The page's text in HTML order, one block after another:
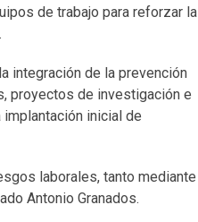
de trabajo para reforzar la
integración de la prevención
proyectos de investigación e
inicial de
laborales, tanto mediante
Antonio Granados.